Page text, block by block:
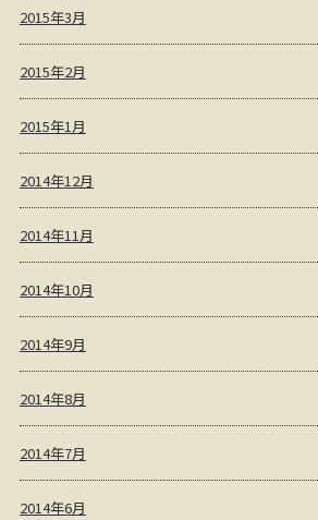
2015年3月
2015年2月
2015年1月
2014年12月
2014年11月
2014年10月
2014年9月
2014年8月
2014年7月
2014年6月